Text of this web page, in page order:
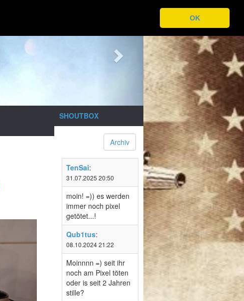
OK
SHOUTBOX
Archiv
TenSai:
31.07.2025 20:50
moin! =)) es werden
immer noch pixel
getötet...!
Qub1tus:
08.10.2024 21:22
Moinnnn =) seit ihr
noch am Pixel töten
oder is seit 2 Jahren
stille?